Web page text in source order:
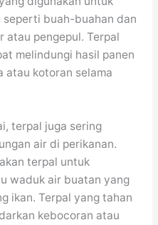
buah-buahan dan
atau pengepul. Terpal
melindungi hasil panen
atau kotoran selama
terpal juga sering
air di perikanan.
terpal untuk
waduk air buatan yang
ikan. Terpal yang tahan
kebocoran atau